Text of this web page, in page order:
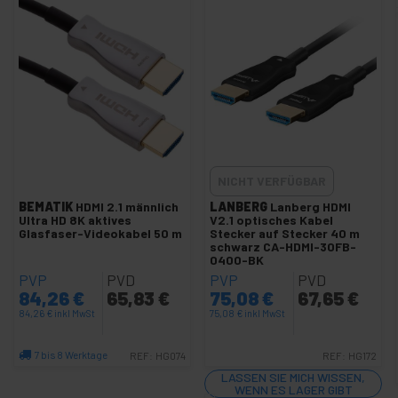
Aktive HDMI-Kabel S/S
Flaches HDMI Kabel
HDMI-A Kabel S/S
HDMI-A Kabel S/S - Drehbare Anschlüsse
HDMI-A auf DVI-D Kabel M/M
HDMI-C S zu HDMI-A S Kabel
MHL zu HDMI-Adapter
HDMI-Kabeltester
HDMI 1.4 Super Kabel AS to AS
Super Kable HDMI-A zu DVI-D S/S
VGA und SVGA Adapter und Kabel
+
BEMATIK HDMI 2.1 männlich
Ultra HD 8K aktives
Glasfaser-Videokabel 50 m
PVP
84,26€
84,26 € inkl MwSt
PVD
65,83 €
7 bis 8 Werktage REF: HG074
LANBERG Lanberg HDMI
V2.1 optisches Kabel
Stecker auf Stecker 40 m
schwarz CA-HDMI-30FB-
0400-BK
PVP
75,08€
75,08 € inkl MwSt
PVD
67,65 €
REF: HG172
LASSEN SIE MICH WISSEN,
WENN ES LAGER GIBT